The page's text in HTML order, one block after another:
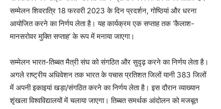
सम्मेलन शिवरात्रि 18 फरवरी 2023 के दिन प्रदर्शन, गोष्ठियां और धरना
आयोजित करने का निर्णय लेता है। यह कार्यक्रम एक सप्ताह तक ‘कैलाश-
मानसरोवर मुक्ति सप्ताह’ के रूप में मनाया जाएगा।
सम्मेलन भारत-तिब्बत मैत्री संघ को संगठित और सुदृढ़ करने का निर्णय लेता है।
अगले राष्ट्रीय अधिवेशन तक भारत के पचास प्रतिशत जिलों यानी 383 जिलों
में अपनी इकाइयां खड़ा/संगठित करने का निर्णय लेता है। इस दौरान व्याख्यान
शृंखला विश्वविद्यालयों में चलाया जाएगा। तिब्बत समर्थक आंदोलन को मजबूत